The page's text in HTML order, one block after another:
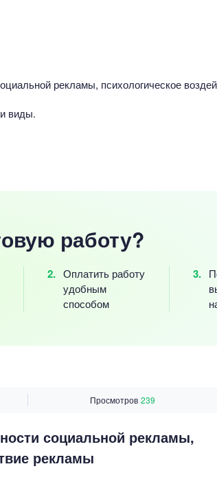
рекламы, психологическое
виды.
работу?
Оплатить работу
удобным
способом
Просмотров 239
социальной рекламы,
рекламы